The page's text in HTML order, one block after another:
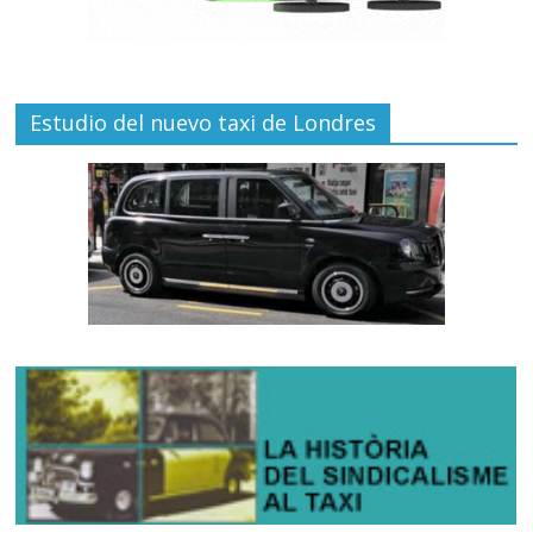
Estudio del nuevo taxi de Londres